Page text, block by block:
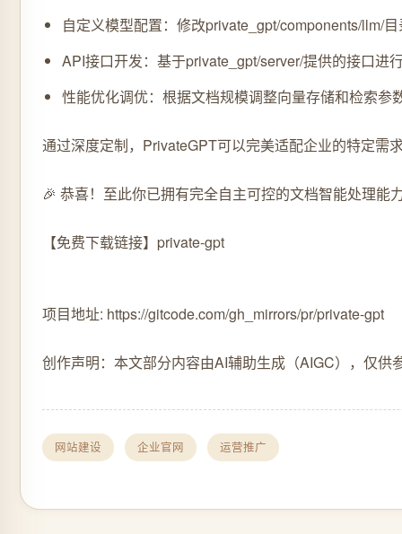
自定义模型配置：修改private_gpt/components/llm/
API接口开发：基于private_gpt/server/提供的接口进
性能优化调优：根据文档规模调整向量存储和检索参
通过深度定制，PrivateGPT可以完美适配企业的特定需
🎉 恭喜！至此你已拥有完全自主可控的文档智能处理
【免费下载链接】private-gpt
项目地址: https://gitcode.com/gh_mirrors/pr/private-gpt
创作声明：本文部分内容由AI辅助生成（AIGC），仅供
网站建设 企业官网 运营推广